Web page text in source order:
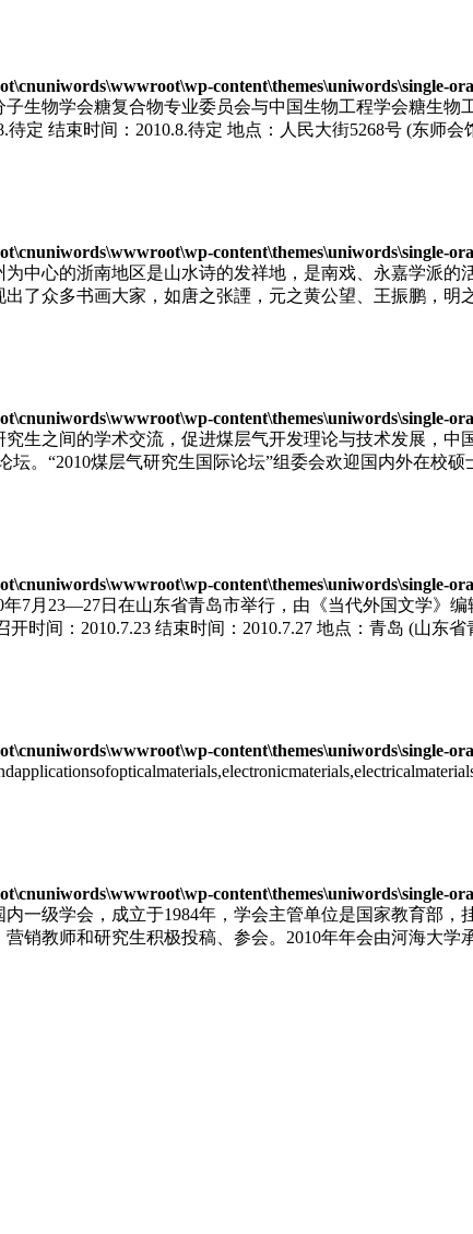
content\themes\uniwords\single-
生物学会糖复合物专业委员会与中国生物工程学会糖生物
定 结束时间：2010.8.待定 地点：人民大街5268号 (东师
content\themes\uniwords\single-
中心的浙南地区是山水诗的发祥地，是南戏、永嘉学派的
了众多书画大家，如唐之张諲，元之黄公望、王振鹏，明
content\themes\uniwords\single-
生之间的学术交流，促进煤层气开发理论与技术发展，中
。“2010煤层气研究生国际论坛”组委会欢迎国内外在校
content\themes\uniwords\single-
7月23—27日在山东省青岛市举行，由《当代外国文学》
时间：2010.7.23 结束时间：2010.7.27 地点：青岛 (山东
content\themes\uniwords\single-
content\themes\uniwords\single-
一级学会，成立于1984年，学会主管单位是国家教育部，
销教师和研究生积极投稿、参会。2010年年会由河海大学